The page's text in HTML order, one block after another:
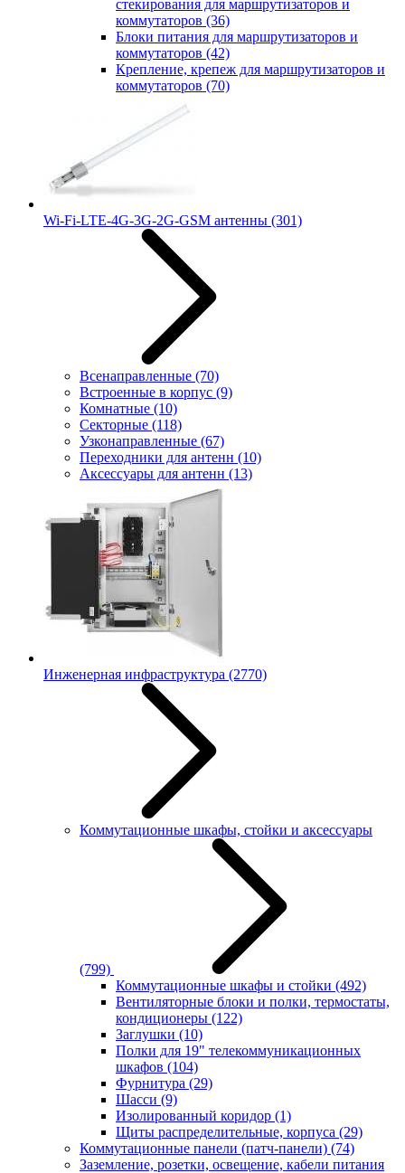
стекирования для маршрутизаторов и
коммутаторов (36)
Блоки питания для маршрутизаторов и
коммутаторов (42)
Крепление, крепеж для маршрутизаторов и
коммутаторов (70)
Wi-Fi-LTE-4G-3G-2G-GSM антенны (301)
Всенаправленные (70)
Встроенные в корпус (9)
Комнатные (10)
Секторные (118)
Узконаправленные (67)
Переходники для антенн (10)
Аксессуары для антенн (13)
Инженерная инфраструктура (2770)
Коммутационные шкафы, стойки и аксессуары
(799)
Коммутационные шкафы и стойки (492)
Вентиляторные блоки и полки, термостаты,
кондиционеры (122)
Заглушки (10)
Полки для 19" телекоммуникационных
шкафов (104)
Фурнитура (29)
Шасси (9)
Изолированный коридор (1)
Щиты распределительные, корпуса (29)
Коммутационные панели (патч-панели) (74)
Заземление, розетки, освещение, кабели питания